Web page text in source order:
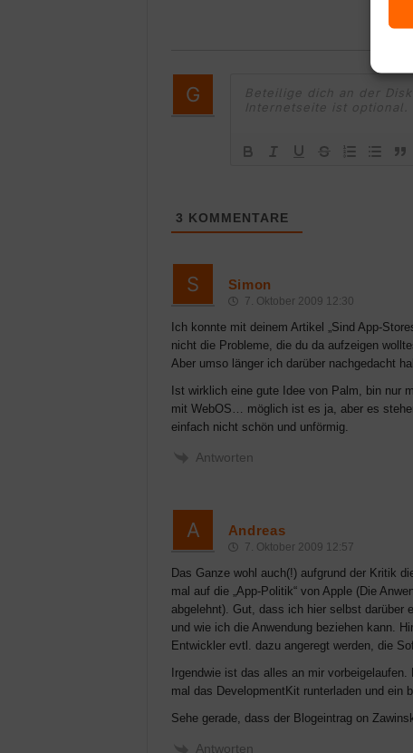
3 KOMMENTARE
Simon
7. Oktober 2009 12:30
Ich konnte mit deinem Artikel „Sind App-
nicht die Probleme, die du da aufzeigen
Aber umso länger ich darüber nachgedacht
Ist wirklich eine gute Idee von Palm, bin nur
mit WebOS… möglich ist es ja, aber es
einfach nicht schön und unförmig.
Antworten
Andreas
7. Oktober 2009 12:57
Das Ganze wohl auch(!) aufgrund der Kritik
mal auf die „App-Politik“ von Apple (Die
abgelehnt). Gut, dass ich hier selbst darüber
und wie ich die Anwendung beziehen kann.
Entwickler evtl. dazu angeregt werden, die
Irgendwie ist das alles an mir
mal das DevelopmentKit runterladen und ein
Sehe gerade, dass der Blogeintrag on
Antworten